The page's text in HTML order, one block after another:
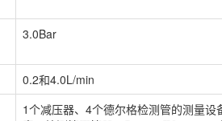
3.0Bar
0.2和4.0L/min
1个减压器、4个德尔格检测管的测量